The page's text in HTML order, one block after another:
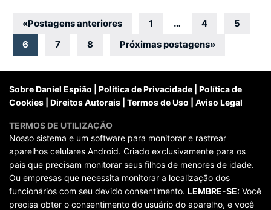
Navegação
por
posts
«Postagens anteriores 1 … 4
5
6
7 8 Próximas postagens»
Sobre Daniel Espião Política de Privacidade
Política de
Cookies
Direitos Autorais Termos de Uso Aviso Legal
TERMOS DE UTILIZAÇÃO
Nosso sistema e um software para monitorar e rastrear
aparelhos celulares Android. Criado exclusivamente para os
pais que precisam monitorar seus filhos de menores de idade.
Ou empresas que necessita monitorar a localização dos
funcionários com seu devido consentimento. LEMBRE-SE: Você
precisa obter o consentimento do usuário do aparelho, e você